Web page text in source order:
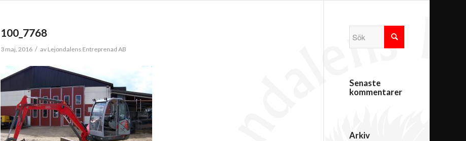
100_7768
3 maj, 2016 / av Lejondalens Entreprenad AB
Senaste
kommentarer
Arkiv